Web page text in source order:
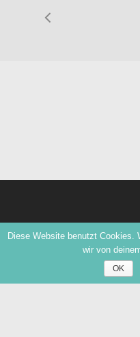
Diese Website benutzt Cookies.
wir von
OK